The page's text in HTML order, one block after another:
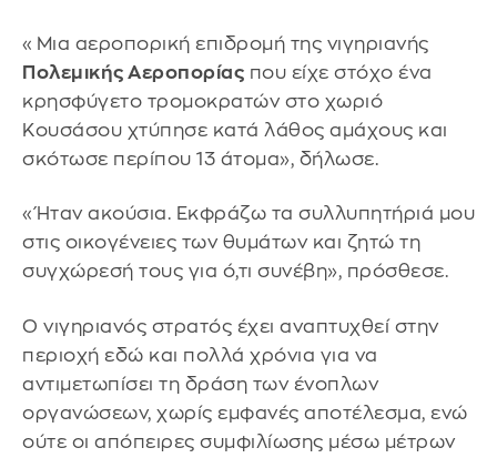
«Μια αεροπορική επιδρομή της νιγηριανής
Πολεμικής Αεροπορίας που είχε στόχο ένα
κρησφύγετο τρομοκρατών στο χωριό
Κουσάσου χτύπησε κατά λάθος αμάχους και
σκότωσε περίπου 13 άτομα», δήλωσε.
«Ήταν ακούσια. Εκφράζω τα συλλυπητήριά μου
στις οικογένειες των θυμάτων και ζητώ τη
συγχώρεσή τους για ό,τι συνέβη», πρόσθεσε.
Ο νιγηριανός στρατός έχει αναπτυχθεί στην
περιοχή εδώ και πολλά χρόνια για να
αντιμετωπίσει τη δράση των ένοπλων
οργανώσεων, χωρίς εμφανές αποτέλεσμα, ενώ
ούτε οι απόπειρες συμφιλίωσης μέσω μέτρων